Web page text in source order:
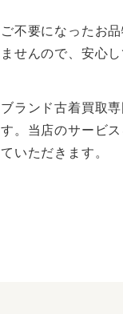
ご不要になったお
ませんので、安心
ブランド古着買取
す。当店のサービ
ていただきます。